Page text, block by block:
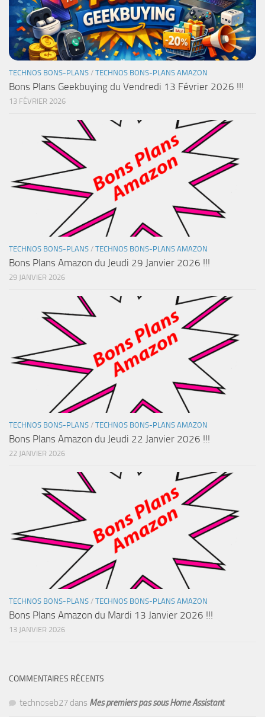
TECHNOS BONS-PLANS / TECHNOS BONS-PLANS AMAZON
Bons Plans Geekbuying du Vendredi 13 Février 2026 !!!
13 FÉVRIER 2026
TECHNOS BONS-PLANS / TECHNOS BONS-PLANS AMAZON
Bons Plans Amazon du Jeudi 29 Janvier 2026 !!!
29 JANVIER 2026
TECHNOS BONS-PLANS / TECHNOS BONS-PLANS AMAZON
Bons Plans Amazon du Jeudi 22 Janvier 2026 !!!
22 JANVIER 2026
TECHNOS BONS-PLANS / TECHNOS BONS-PLANS AMAZON
Bons Plans Amazon du Mardi 13 Janvier 2026 !!!
13 JANVIER 2026
COMMENTAIRES RÉCENTS
technoseb27 dans Mes premiers pas sous Home Assistant